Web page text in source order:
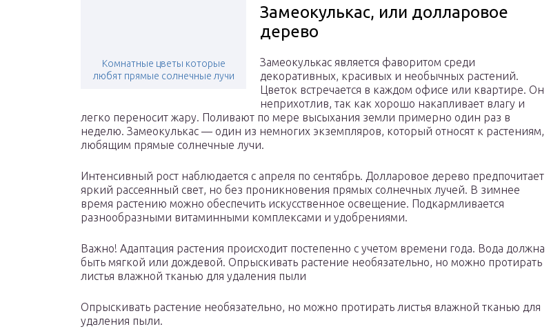
Комнатные цветы которые
любят прямые солнечные лучи
Замеокулькас, или долларовое
дерево
Замеокулькас является фаворитом среди
декоративных, красивых и необычных растений.
Цветок встречается в каждом офисе или квартире. Он
неприхотлив, так как хорошо накапливает влагу и
легко переносит жару. Поливают по мере высыхания земли примерно один раз в
неделю. Замеокулькас — один из немногих экземпляров, который относят к растениям,
любящим прямые солнечные лучи.
Интенсивный рост наблюдается с апреля по сентябрь. Долларовое дерево предпочитает
яркий рассеянный свет, но без проникновения прямых солнечных лучей. В зимнее
время растению можно обеспечить искусственное освещение. Подкармливается
разнообразными витаминными комплексами и удобрениями.
Важно! Адаптация растения происходит постепенно с учетом времени года. Вода должна
быть мягкой или дождевой. Опрыскивать растение необязательно, но можно протирать
листья влажной тканью для удаления пыли
Опрыскивать растение необязательно, но можно протирать листья влажной тканью для
удаления пыли.